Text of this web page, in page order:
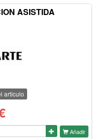
ASISTIDA
artículo
Añadir